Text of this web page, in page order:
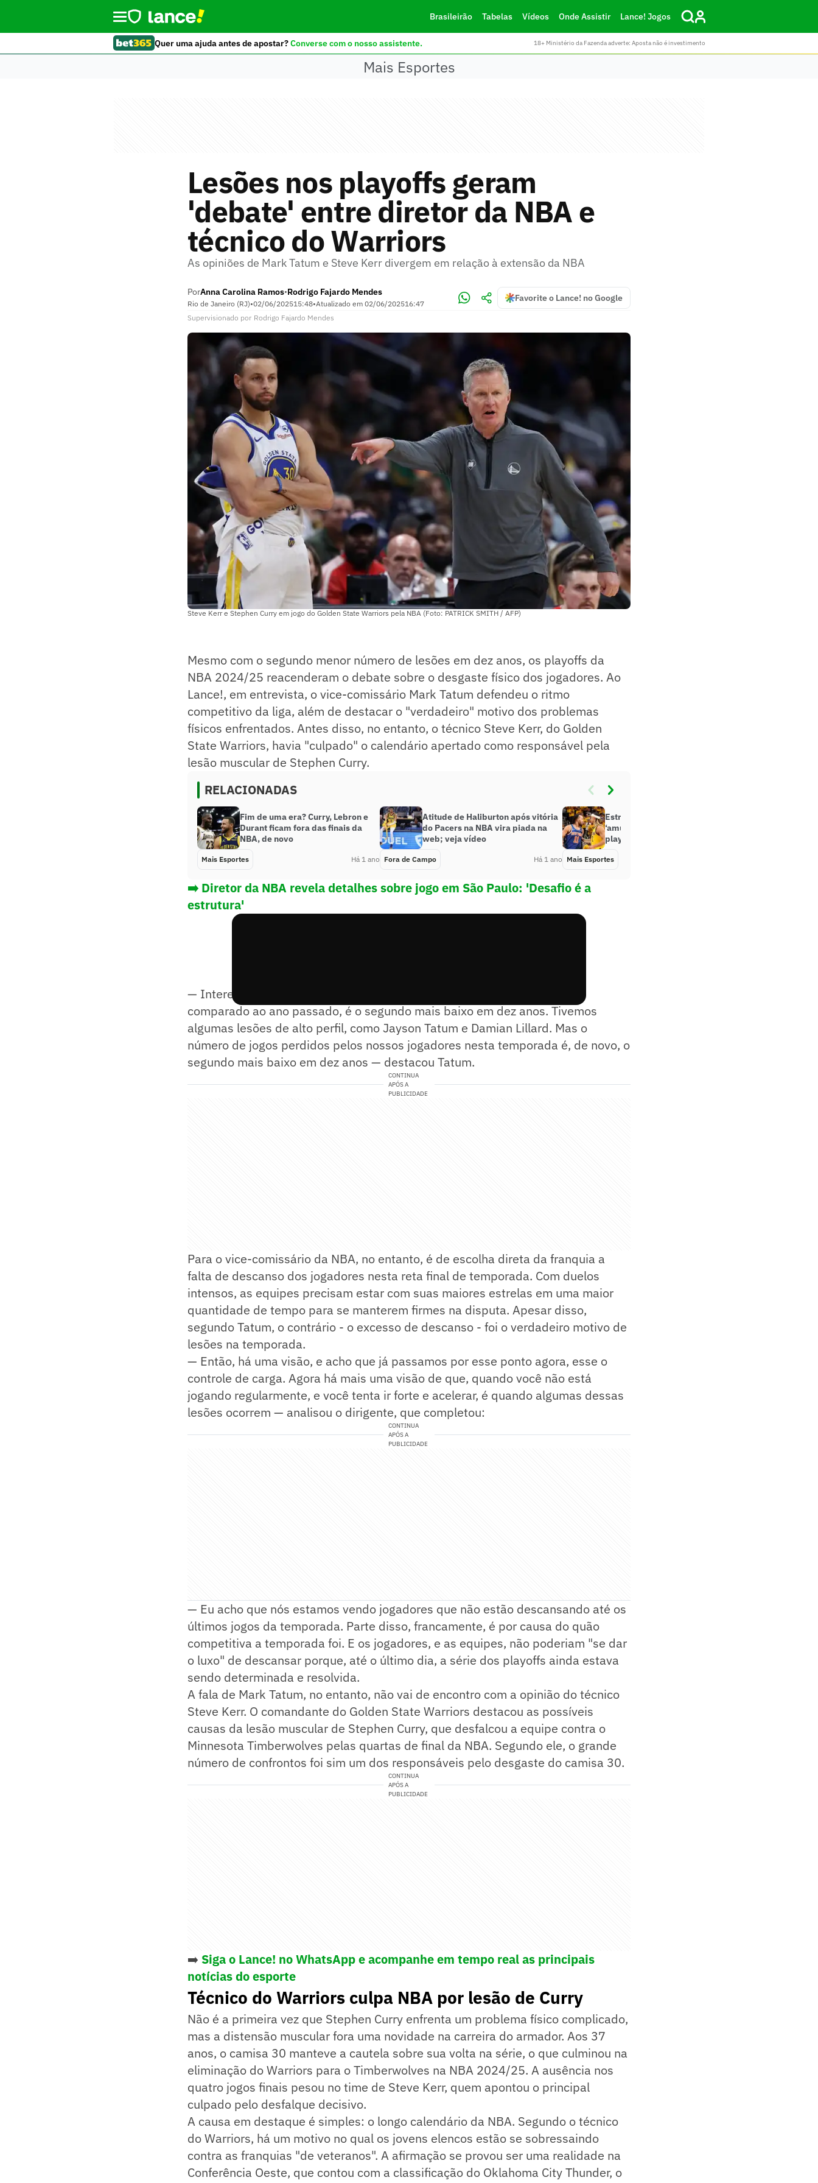
Brasileirão Tabelas Vídeos Onde Assistir Lance! Jogos
Quer uma ajuda antes de apostar?Converse com o nosso assistente. 18+ Ministério da Fazenda adverte: Aposta não é investimento
Mais Esportes
Lesões nos playoffs geram
'debate' entre diretor da NBA e
técnico do Warriors
As opiniões de Mark Tatum e Steve Kerr divergem em relação à extensão da NBA
PorAnna Carolina Ramos•Rodrigo Fajardo Mendes
Rio de Janeiro (RJ)•02/06/202515:48•Atualizado em 02/06/202516:47
Favorite o Lance! no Google
Supervisionado por Rodrigo Fajardo Mendes
Steve Kerr e Stephen Curry em jogo do Golden State Warriors pela NBA (Foto: PATRICK SMITH / AFP)
Mesmo com o segundo menor número de lesões em dez anos, os playoffs da
NBA 2024/25 reacenderam o debate sobre o desgaste físico dos jogadores. Ao
Lance!, em entrevista, o vice-comissário Mark Tatum defendeu o ritmo
competitivo da liga, além de destacar o "verdadeiro" motivo dos problemas
físicos enfrentados. Antes disso, no entanto, o técnico Steve Kerr, do Golden
State Warriors, havia "culpado" o calendário apertado como responsável pela
lesão muscular de Stephen Curry.
RELACIONADAS
Fim de uma era? Curry, Lebron e
Durant ficam fora das finais da
NBA, de novo
Mais Esportes Há 1 ano
Atitude de Haliburton após vitória
do Pacers na NBA vira piada na
web; veja vídeo
Fora de Campo Há 1 ano
Estrela da WNBA se mantém como
‘amuleto da sorte’ do Pacers nos
playoffs da NBA; entenda
Mais Esportes
➡️ Diretor da NBA revela detalhes sobre jogo em São Paulo: 'Desafio é a
estrutura'
— Interessante. O número de ferimentos neste ano, durante os playoffs,
comparado ao ano passado, é o segundo mais baixo em dez anos. Tivemos
algumas lesões de alto perfil, como Jayson Tatum e Damian Lillard. Mas o
número de jogos perdidos pelos nossos jogadores nesta temporada é, de novo, o
segundo mais baixo em dez anos — destacou Tatum.
CONTINUA
APÓS A
PUBLICIDADE
Para o vice-comissário da NBA, no entanto, é de escolha direta da franquia a
falta de descanso dos jogadores nesta reta final de temporada. Com duelos
intensos, as equipes precisam estar com suas maiores estrelas em uma maior
quantidade de tempo para se manterem firmes na disputa. Apesar disso,
segundo Tatum, o contrário - o excesso de descanso - foi o verdadeiro motivo de
lesões na temporada.
— Então, há uma visão, e acho que já passamos por esse ponto agora, esse o
controle de carga. Agora há mais uma visão de que, quando você não está
jogando regularmente, e você tenta ir forte e acelerar, é quando algumas dessas
lesões ocorrem — analisou o dirigente, que completou:
CONTINUA
APÓS A
PUBLICIDADE
— Eu acho que nós estamos vendo jogadores que não estão descansando até os
últimos jogos da temporada. Parte disso, francamente, é por causa do quão
competitiva a temporada foi. E os jogadores, e as equipes, não poderiam "se dar
o luxo" de descansar porque, até o último dia, a série dos playoffs ainda estava
sendo determinada e resolvida.
A fala de Mark Tatum, no entanto, não vai de encontro com a opinião do técnico
Steve Kerr. O comandante do Golden State Warriors destacou as possíveis
causas da lesão muscular de Stephen Curry, que desfalcou a equipe contra o
Minnesota Timberwolves pelas quartas de final da NBA. Segundo ele, o grande
número de confrontos foi sim um dos responsáveis pelo desgaste do camisa 30.
CONTINUA
APÓS A
PUBLICIDADE
➡️ Siga o Lance! no WhatsApp e acompanhe em tempo real as principais
notícias do esporte
Técnico do Warriors culpa NBA por lesão de Curry
Não é a primeira vez que Stephen Curry enfrenta um problema físico complicado,
mas a distensão muscular fora uma novidade na carreira do armador. Aos 37
anos, o camisa 30 manteve a cautela sobre sua volta na série, o que culminou na
eliminação do Warriors para o Timberwolves na NBA 2024/25. A ausência nos
quatro jogos finais pesou no time de Steve Kerr, quem apontou o principal
culpado pelo desfalque decisivo.
A causa em destaque é simples: o longo calendário da NBA. Segundo o técnico
do Warriors, há um motivo no qual os jovens elencos estão se sobressaindo
contra as franquias "de veteranos". A afirmação se provou ser uma realidade na
Conferência Oeste, que contou com a classificação do Oklahoma City Thunder, o